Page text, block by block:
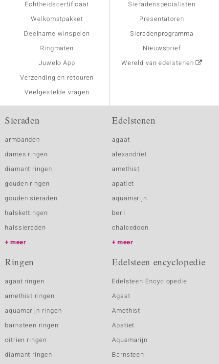
Echtheidscertificaat
Welkomstpakket
Deelname winspelen
Ringmaten
Juwelo App
Verzending en retouren
Veelgestelde vragen
Sieradenspecialisten
Presentatoren
Sieradenprogramma
Nieuwsbrief
Wereld van edelstenen
Sieraden
armbanden
dames ringen
diamant ringen
gouden ringen
gouden sieraden
halskettingen
halssieraden
meer
Edelstenen
agaat
alexandriet
amethist
apatiet
aquamarijn
beril
chalcedoon
meer
Ringen
agaat ringen
amethist ringen
aquamarijn ringen
barnsteen ringen
citrien ringen
diamant ringen
Edelsteen encyclopedie
Edelsteen Encyclopedie
Agaat
Amethist
Apatiet
Aquamarijn
Barnsteen